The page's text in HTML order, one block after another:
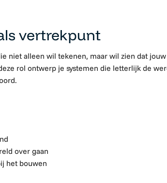
vertrekpunt
niet alleen wil tekenen, maar wil zien dat
rol ontwerp je systemen die letterlijk de
over gaan
het bouwen